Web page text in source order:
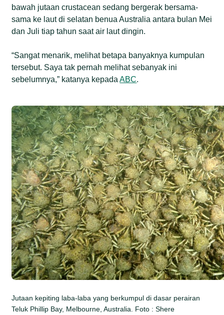
bawah jutaan crustacean sedang bergerak bersama-
sama ke laut di selatan benua Australia antara bulan Mei
dan Juli tiap tahun saat air laut dingin.
“Sangat menarik, melihat betapa banyaknya kumpulan
tersebut. Saya tak pernah melihat sebanyak ini
sebelumnya,” katanya kepadaABC.
Jutaan kepiting laba-laba yang berkumpul di dasar perairan
Teluk Phillip Bay, Melbourne, Australia. Foto : Shere